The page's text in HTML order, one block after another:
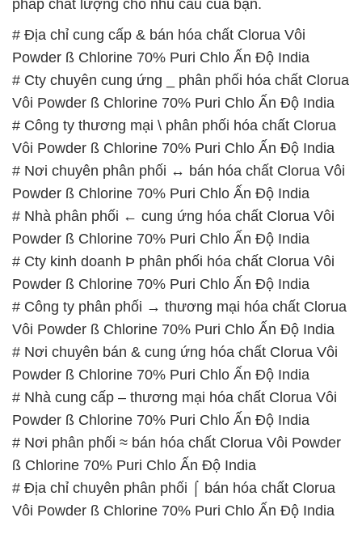
Vôi Powder ß Chlorine 70% Puri Chlo Ấn Độ India
# Công ty thương mại \ phân phối hóa chất Clorua
Vôi Powder ß Chlorine 70% Puri Chlo Ấn Độ India
# Nơi chuyên phân phối ↔ bán hóa chất Clorua Vôi
Powder ß Chlorine 70% Puri Chlo Ấn Độ India
# Nhà phân phối ← cung ứng hóa chất Clorua Vôi
Powder ß Chlorine 70% Puri Chlo Ấn Độ India
# Cty kinh doanh Þ phân phối hóa chất Clorua Vôi
Powder ß Chlorine 70% Puri Chlo Ấn Độ India
# Công ty phân phối → thương mại hóa chất Clorua
Vôi Powder ß Chlorine 70% Puri Chlo Ấn Độ India
# Nơi chuyên bán & cung ứng hóa chất Clorua Vôi
Powder ß Chlorine 70% Puri Chlo Ấn Độ India
# Nhà cung cấp – thương mại hóa chất Clorua Vôi
Powder ß Chlorine 70% Puri Chlo Ấn Độ India
# Nơi phân phối ≈ bán hóa chất Clorua Vôi Powder
ß Chlorine 70% Puri Chlo Ấn Độ India
# Địa chỉ chuyên phân phối ⌠ bán hóa chất Clorua
Vôi Powder ß Chlorine 70% Puri Chlo Ấn Độ India
📞PHÒNG KINH DOANH – CÔNG TY HÓA CHẤT
ĐẮC TRƯỜNG PHÁT 🌐
🌐 Website: https://hoachatdetnhuom.com/